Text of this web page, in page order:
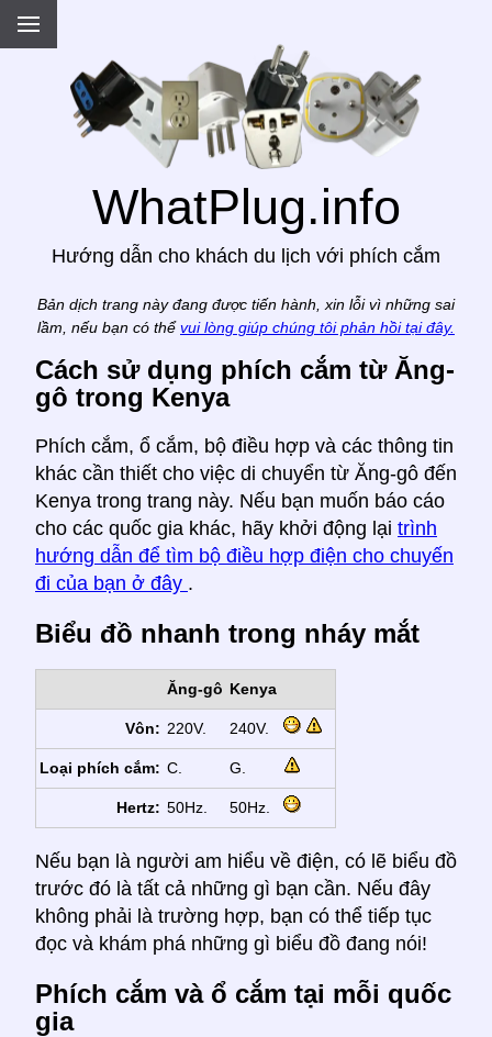
WhatPlug.info
Hướng dẫn cho khách du lịch với phích cắm
Bản dịch trang này đang được tiến hành, xin lỗi vì những sai
lầm, nếu bạn có thể vui lòng giúp chúng tôi phản hồi tại đây.
Cách sử dụng phích cắm từ Ăng-
gô trong Kenya
Phích cắm, ổ cắm, bộ điều hợp và các thông tin
khác cần thiết cho việc di chuyển từ Ăng-gô đến
Kenya trong trang này. Nếu bạn muốn báo cáo
cho các quốc gia khác, hãy khởi động lại trình
hướng dẫn để tìm bộ điều hợp điện cho chuyến
đi của bạn ở đây .
Biểu đồ nhanh trong nháy mắt
Ăng-gô Kenya
Vôn: 220V. 240V.
Loại phích cắm: C. G.
Hertz: 50Hz. 50Hz.
Nếu bạn là người am hiểu về điện, có lẽ biểu đồ
trước đó là tất cả những gì bạn cần. Nếu đây
không phải là trường hợp, bạn có thể tiếp tục
đọc và khám phá những gì biểu đồ đang nói!
Phích cắm và ổ cắm tại mỗi quốc
gia